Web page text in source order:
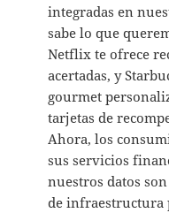
integradas en
sabe lo que
Netflix te ofrece
acertadas, y
gourmet
tarjetas de
Ahora, los
sus servicios
nuestros datos
de infraestructura